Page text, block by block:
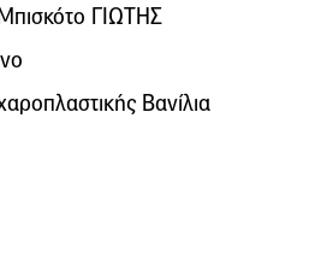
ΓΙΩΤΗΣ
Βανίλια